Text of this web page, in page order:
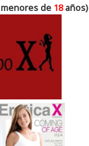
de 18años)